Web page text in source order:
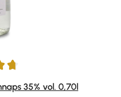
4.67 von 5 Sternen
35% vol. 0,70l